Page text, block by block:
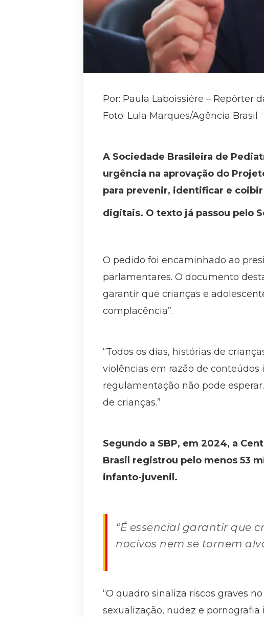
Por: Paula Laboissière – Repórter
Foto: Lula Marques/Agência Brasil
A Sociedade Brasileira de
urgência na aprovação do
para prevenir, identificar e
digitais. O texto já passou pelo
O pedido foi encaminhado ao
parlamentares. O documento
garantir que crianças e
complacência”.
“Todos os dias, histórias de
violências em razão de
regulamentação não pode
de crianças.”
Segundo a SBP, em 2024, a
Brasil registrou pelo menos 53
infanto-juvenil.
“É essencial garantir que
nocivos nem se tornem
“O quadro sinaliza riscos graves
sexualização, nudez e